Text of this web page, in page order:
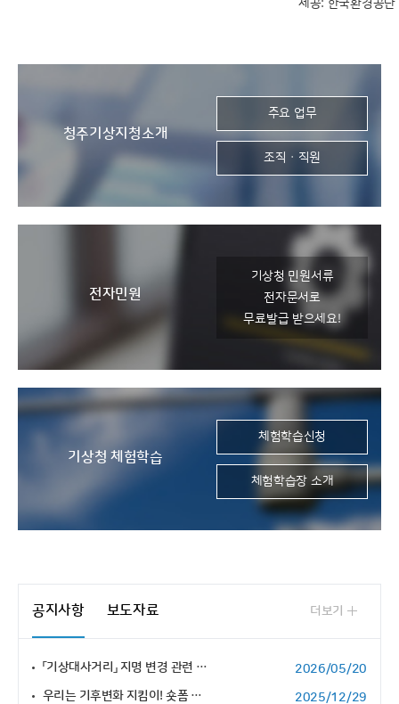
매우나쁨
매우나쁨
제공: 한국환경공단
청주기상지청소개
주요 업무
조직 · 직원
전자민원
기상청 민원서류
전자문서로
무료발급 받으세요!
기상청 체험학습
체험학습신청
체험학습장 소개
공지사항 더보기
보도자료
「기상대사거리」 지명 변경 관련 주민의견 수렴 공고
2026/05/20
우리는 기후변화 지킴이! 숏폼 영상 공모전 수상작품 공유
2025/12/29